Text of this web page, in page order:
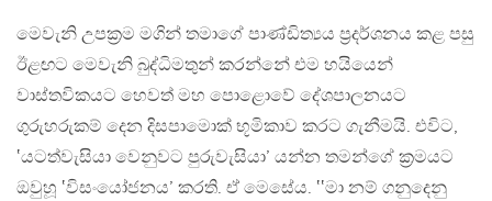
මෙවැනි උපක්‍රම මගින් තමාගේ පාණ්ඩිත්‍යය ප්‍රදර්ශනය කළ පසු
ඊළඟට මෙවැනි බුද්ධිමතුන් කරන්නේ එම හයියෙන්
වාස්තවිකයට හෙවත් මහ පොළොවේ දේශපාලනයට
ගුරුහරුකම් දෙන දිසපාමොක් භූමිකාව කරට ගැනීමයි. එවිට,
‛යටත්වැසියා වෙනුවට පුරුවැසියා’ යන්න තමන්ගේ ක්‍රමයට
ඔවුහූ ‛විසංයෝජනය’ කරති. ඒ මෙසේය. ‛‛මා නම් ගනුදෙනු